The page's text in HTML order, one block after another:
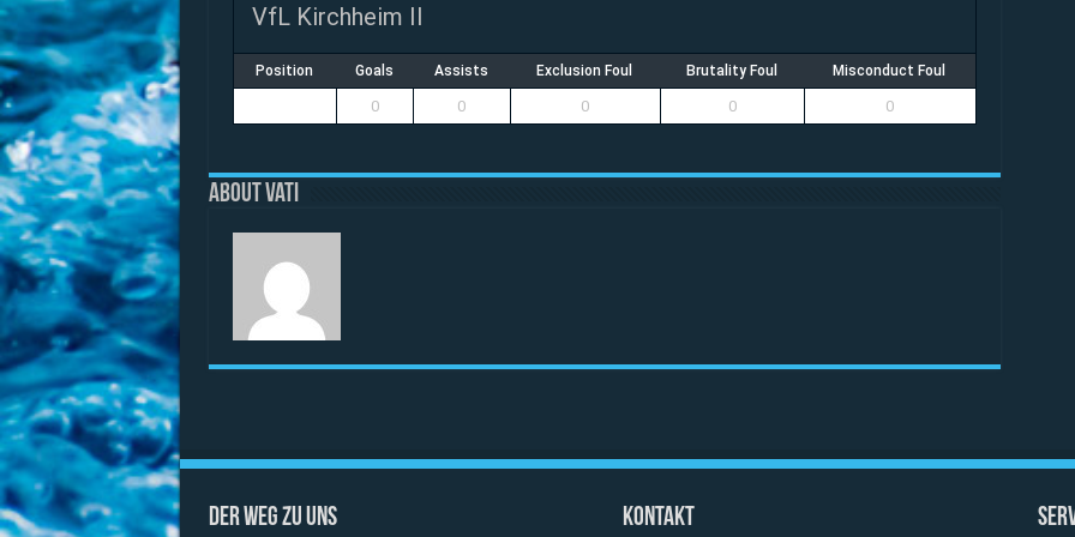
VfL Kirchheim II
Position Goals Assists Exclusion Foul Brutality Foul Misconduct Foul
0 0 0 0 0
About vati
Der Weg zu uns Kontakt